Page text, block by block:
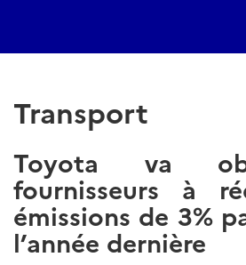
Transport
Toyota va
fournisseurs à
émissions de 3%
l’année dernière